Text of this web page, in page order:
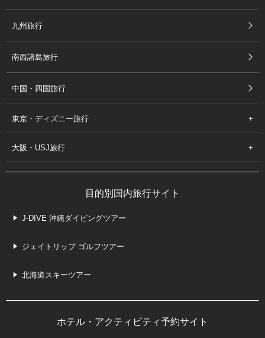
九州旅行
南西諸島旅行
中国・四国旅行
東京・ディズニー旅行
大阪・USJ旅行
目的別国内旅行サイト
J-DIVE 沖縄ダイビングツアー
ジェイトリップ ゴルフツアー
北海道スキーツアー
ホテル・アクティビティ予約サイト